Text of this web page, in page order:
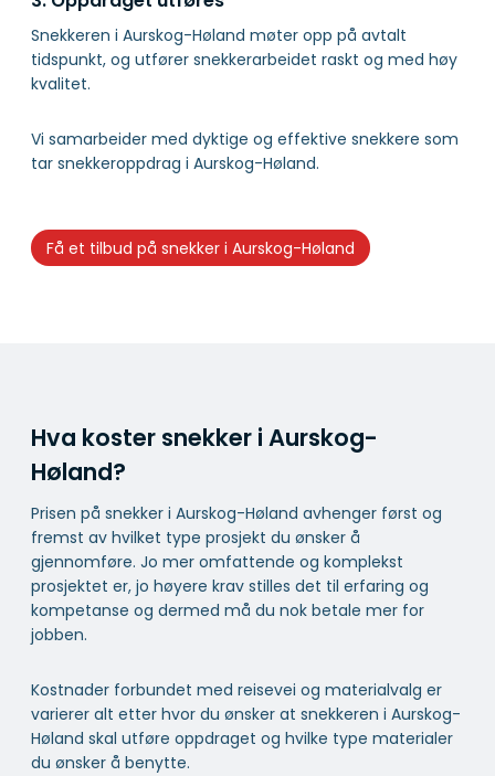
Snekkeren i Aurskog-Høland møter opp på avtalt
tidspunkt, og utfører snekkerarbeidet raskt og med høy
kvalitet.
Vi samarbeider med dyktige og effektive snekkere som
tar snekkeroppdrag i Aurskog-Høland.
Få et tilbud på snekker i Aurskog-Høland
Hva koster snekker i Aurskog-
Høland?
Prisen på snekker i Aurskog-Høland avhenger først og
fremst av hvilket type prosjekt du ønsker å
gjennomføre. Jo mer omfattende og komplekst
prosjektet er, jo høyere krav stilles det til erfaring og
kompetanse og dermed må du nok betale mer for
jobben.
Kostnader forbundet med reisevei og materialvalg er
varierer alt etter hvor du ønsker at snekkeren i Aurskog-
Høland skal utføre oppdraget og hvilke type materialer
du ønsker å benytte.